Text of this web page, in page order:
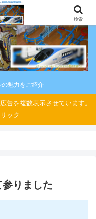
魅力をご紹介－
告を複数表示させています。
ック
りました
検索